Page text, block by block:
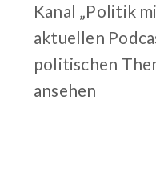
Kanal „Politik
aktuellen
politischen
ansehen